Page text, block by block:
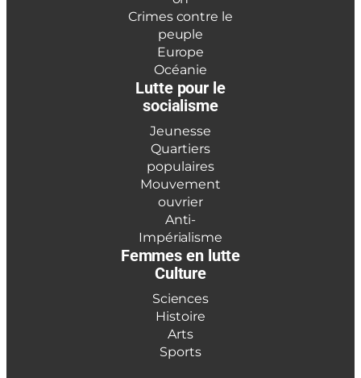
Crimes contre le
peuple
Europe
Océanie
Lutte pour le
socialisme
Jeunesse
Quartiers
populaires
Mouvement
ouvrier
Anti-
Impérialisme
Femmes en lutte
Culture
Sciences
Histoire
Arts
Sports